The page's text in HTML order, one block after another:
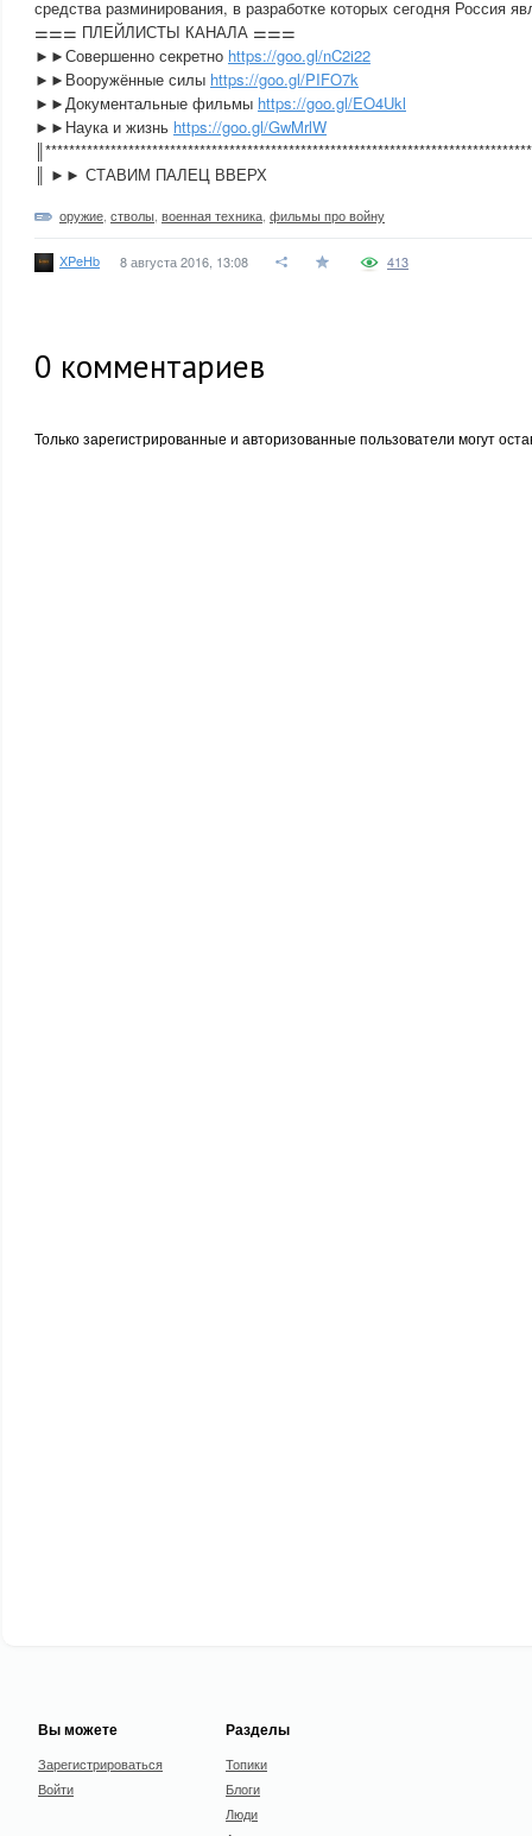
средства разминирования, в разработке которых сегодня Россия
⚌⚌⚌ ПЛЕЙЛИСТЫ КАНАЛА ⚌⚌⚌
►►Совершенно секретно https://goo.gl/nC2i22
►►Вооружённые силы https://goo.gl/PIFO7k
►►Документальные фильмы https://goo.gl/EO4Ukl
►►Наука и жизнь https://goo.gl/GwMrlW
║ ►► СТАВИМ ПАЛЕЦ ВВЕРХ
оружие стволы военная техника фильмы про войну
XPeHb 8 августа 2016, 13:08 413
0 комментариев
Только зарегистрированные и авторизованные пользователи могут
Вы можете
Зарегистрироваться
Войти
Разделы
Топики
Блоги
Люди